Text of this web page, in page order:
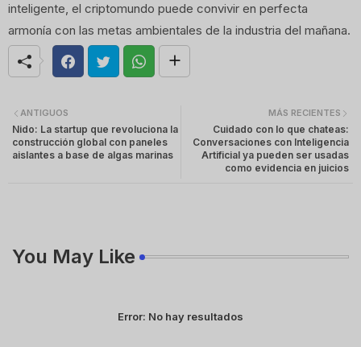
inteligente, el criptomundo puede convivir en perfecta
armonía con las metas ambientales de la industria del mañana.
MÁS RECIENTES
Cuidado con lo que chateas:
Conversaciones con Inteligencia
Artificial ya pueden ser usadas
como evidencia en juicios
ANTIGUOS
Nido: La startup que revoluciona la
construcción global con paneles
aislantes a base de algas marinas
You May Like
Error: No hay resultados